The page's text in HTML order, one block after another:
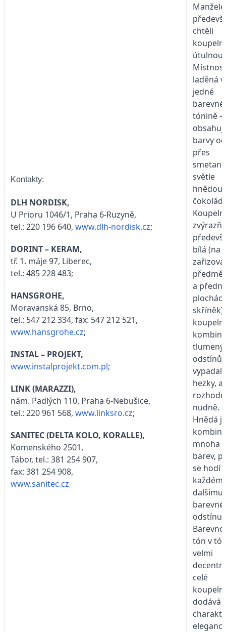
Kontakty:
DLH NORDISK,
U Prioru 1046/1, Praha 6-Ruzyně,
tel.: 220 196 640, www.dlh-nordisk.cz;
DORINT – KERAM,
tř. 1. máje 97, Liberec,
tel.: 485 228 483;
HANSGROHE,
Moravanská 85, Brno,
tel.: 547 212 334, fax: 547 212 521,
www.hansgrohe.cz;
INSTAL – PROJEKT,
www.instalprojekt.com.pl;
LINK (MARAZZI),
nám. Padlých 110, Praha 6-Nebušice,
tel.: 220 961 568, www.linksro.cz;
SANITEC (DELTA KOLO, KORALLE),
Komenského 2501,
Tábor, tel.: 381 254 907,
fax: 381 254 908,
www.sanitec.cz
Manželé
chtěli
útulnou.
laděná v
jedné
barevné
tónině –
barvy
přes
světle
hnědou
bílá (na
a
odstínů
vypadala
hezky,
nudně.
Hnědá je
mnoha
barev,
se hodí
dalšímu
odstínu.
tón v
velmi
celé
dodává
eleganci.